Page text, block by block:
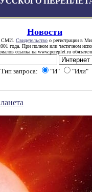
Новости
СМИ. Свидетельство о регистрации в
года. При полном или частичном
ссылка на www.pereplet.ru
Тип запроса: "И" "Или"